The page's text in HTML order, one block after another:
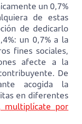
un 0,7%
de estas
de dedicarlo
un 0,7% a la
fines sociales,
afecte a la
De
acogida la
en diferentes
multiplícate por